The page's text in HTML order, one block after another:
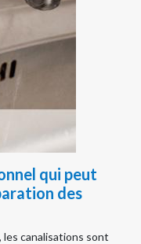
qui peut
des
les canalisations sont